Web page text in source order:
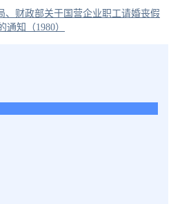
、财政部关于国营企业职工请婚丧假
通知（1980）